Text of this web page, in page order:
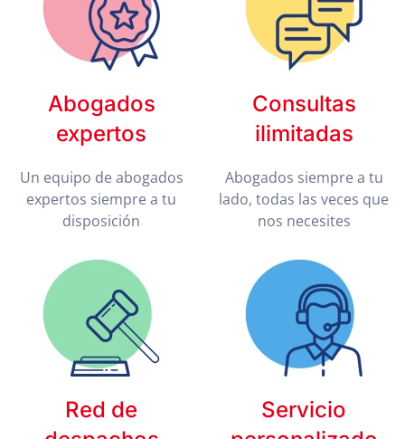
Abogados
expertos
Un equipo de abogados
expertos siempre a tu
disposición
Consultas
ilimitadas
Abogados siempre a tu
lado, todas las veces que
nos necesites
Red de
Servicio